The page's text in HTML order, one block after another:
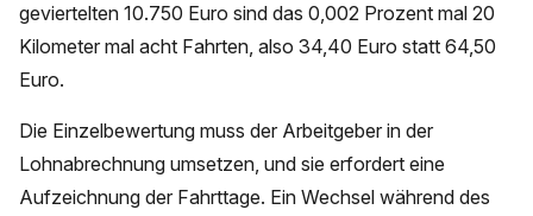
geviertelten 10.750 Euro sind das 0,002 Prozent mal 20
Kilometer mal acht Fahrten, also 34,40 Euro statt 64,50
Euro.
Die Einzelbewertung muss der Arbeitgeber in der
Lohnabrechnung umsetzen, und sie erfordert eine
Aufzeichnung der Fahrttage. Ein Wechsel während des